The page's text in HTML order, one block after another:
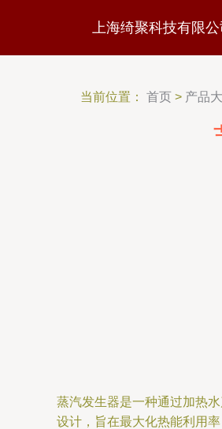
上海绮聚科技有限公
当前位置： 首页 > 产品
蒸汽发生器是一种通过加热
设计，旨在最大化热能利用